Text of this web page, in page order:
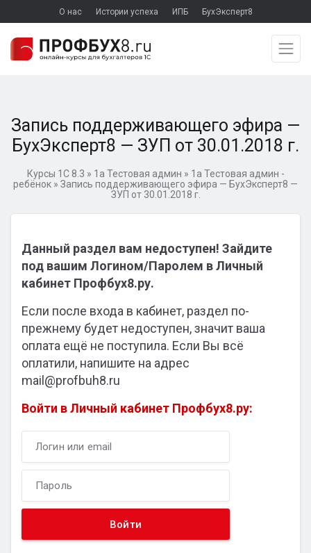
О нас Истории успеха ИПБ БухЭксперт8
Запись поддерживающего эфира —
БухЭксперт8 — ЗУП от 30.01.2018 г.
Курсы 1С 8.3 » 1а Тестовая админ » 1а Тестовая админ -
ребёнок » Запись поддерживающего эфира — БухЭксперт8 —
ЗУП от 30.01.2018 г.
Данный раздел вам недоступен! Зайдите
под вашим Логином/Паролем в Личный
кабинет Профбух8.ру.
Если после входа в кабинет, раздел по-
прежнему будет недоступен, значит ваша
оплата ещё не поступила. Если Вы всё
оплатили, напишите на адрес
mail@profbuh8.ru
Войти в Личный кабинет Профбух8.ру: